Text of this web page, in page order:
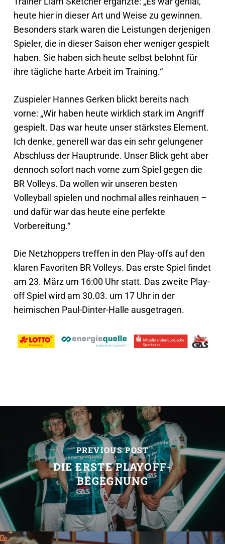
heute hier in dieser Art und Weise zu gewinnen.
Besonders stark waren die Leistungen derjenigen
Spieler, die in dieser Saison eher weniger gespielt
haben. Sie haben sich heute selbst belohnt für
ihre tägliche harte Arbeit im Training.“
Zuspieler Hannes Gerken blickt bereits nach
vorne: „Wir haben heute wirklich stark im Angriff
gespielt. Das war heute unser stärkstes Element.
Ich denke, generell war das ein sehr gelungener
Abschluss der Hauptrunde. Unser Blick geht aber
dennoch sofort nach vorne zum Spiel gegen die
BR Volleys. Da wollen wir unseren besten
Volleyball spielen und nochmal alles reinhauen –
und dafür war das heute eine perfekte
Vorbereitung.“
Die Netzhoppers treffen in den Play-offs auf den
klaren Favoriten BR Volleys. Das erste Spiel findet
am 23. März um 16:00 Uhr statt. Das zweite Play-
off Spiel wird am 30.03. um 17 Uhr in der
heimischen Paul-Dinter-Halle ausgetragen.
PREVIOUS POST
DIE ERSTE PLAYOFF-
BEGEGNUNG